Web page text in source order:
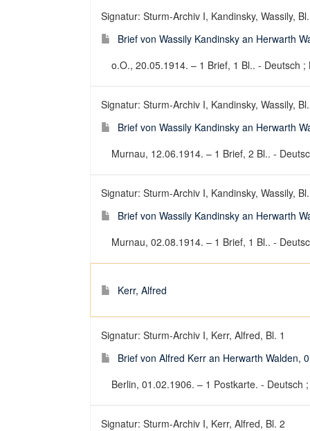
Signatur: Sturm-Archiv I, Kandinsky, Wassily,
Brief von Wassily Kandinsky an Herwarth
o.O., 20.05.1914. – 1 Brief, 1 Bl.. - Deutsch ;
Signatur: Sturm-Archiv I, Kandinsky, Wassily,
Brief von Wassily Kandinsky an Herwarth
Murnau, 12.06.1914. – 1 Brief, 2 Bl.. -
Signatur: Sturm-Archiv I, Kandinsky, Wassily,
Brief von Wassily Kandinsky an Herwarth
Murnau, 02.08.1914. – 1 Brief, 1 Bl.. -
Kerr, Alfred
Signatur: Sturm-Archiv I, Kerr, Alfred, Bl. 1
Brief von Alfred Kerr an Herwarth Walden,
Berlin, 01.02.1906. – 1 Postkarte. - Deutsch
Signatur: Sturm-Archiv I, Kerr, Alfred, Bl. 2